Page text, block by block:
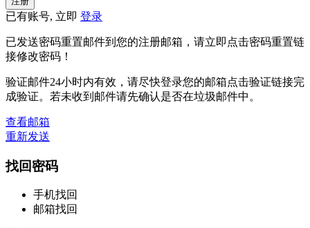
已有账号, 立即 登录
已发送密码重置邮件到您的注册邮箱，请立即点击密码重置链
接修改密码！
验证邮件24小时内有效，请尽快登录您的邮箱点击验证链接完
成验证。若未收到邮件请先确认是否在垃圾邮件中。
查看邮箱
重新发送
找回密码
手机找回
邮箱找回